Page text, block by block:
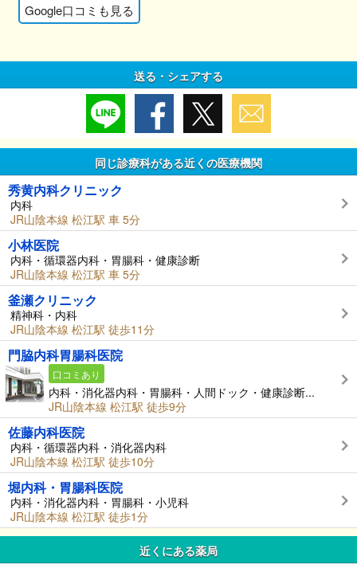
Google口コミも見る
送る・シェアする
同じ診療科がある近くの医療機関
秀黄内科クリニック
内科
JR山陰本線 松江駅 車 5分
小林医院
内科・循環器内科・胃腸科・健康診断
JR山陰本線 松江駅 車 5分
釜瀬クリニック
精神科・内科
JR山陰本線 松江駅 徒歩11分
門脇内科胃腸科医院
口コミあり
内科・消化器内科・胃腸科・人間ドック・健康診断...
JR山陰本線 松江駅 徒歩9分
佐藤内科医院
内科・循環器内科・消化器内科
JR山陰本線 松江駅 徒歩10分
堀内科・胃腸科医院
内科・消化器内科・胃腸科・小児科
JR山陰本線 松江駅 徒歩1分
近くにある薬局